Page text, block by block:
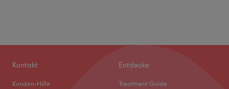
Kontakt
Kunden-Hilfe
Entdecke
Treatment Guide